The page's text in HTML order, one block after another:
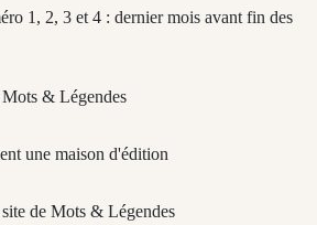
1, 2, 3 et 4 : dernier mois avant fin des
& Légendes
une maison d'édition
de Mots & Légendes